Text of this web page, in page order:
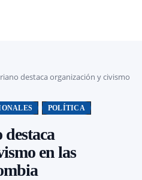
destaca organización y civismo
POLÍTICA
en las